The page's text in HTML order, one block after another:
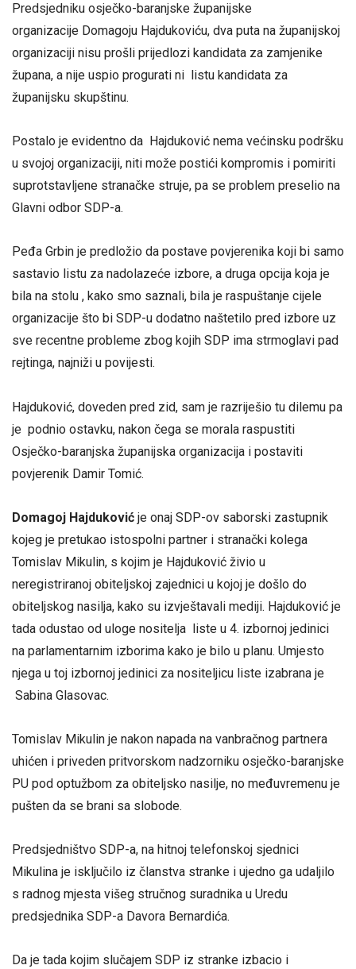
Predsjedniku osječko-baranjske županijske
organizacije Domagoju Hajdukoviću, dva puta na županijskoj
organizaciji nisu prošli prijedlozi kandidata za zamjenike
župana, a nije uspio progurati ni listu kandidata za
županijsku skupštinu.
Postalo je evidentno da Hajduković nema većinsku podršku
u svojoj organizaciji, niti može postići kompromis i pomiriti
suprotstavljene stranačke struje, pa se problem preselio na
Glavni odbor SDP-a.
Peđa Grbin je predložio da postave povjerenika koji bi samo
sastavio listu za nadolazeće izbore, a druga opcija koja je
bila na stolu , kako smo saznali, bila je raspuštanje cijele
organizacije što bi SDP-u dodatno naštetilo pred izbore uz
sve recentne probleme zbog kojih SDP ima strmoglavi pad
rejtinga, najniži u povijesti.
Hajduković, doveden pred zid, sam je razriješio tu dilemu pa
je podnio ostavku, nakon čega se morala raspustiti
Osječko-baranjska županijska organizacija i postaviti
povjerenik Damir Tomić.
Domagoj Hajduković je onaj SDP-ov saborski zastupnik
kojeg je pretukao istospolni partner i stranački kolega
Tomislav Mikulin, s kojim je Hajduković živio u
neregistriranoj obiteljskoj zajednici u kojoj je došlo do
obiteljskog nasilja, kako su izvještavali mediji. Hajduković je
tada odustao od uloge nositelja liste u 4. izbornoj jedinici
na parlamentarnim izborima kako je bilo u planu. Umjesto
njega u toj izbornoj jedinici za nositeljicu liste izabrana je
Sabina Glasovac.
Tomislav Mikulin je nakon napada na vanbračnog partnera
uhićen i priveden pritvorskom nadzorniku osječko-baranjske
PU pod optužbom za obiteljsko nasilje, no međuvremenu je
pušten da se brani sa slobode.
Predsjedništvo SDP-a, na hitnoj telefonskoj sjednici
Mikulina je isključilo iz članstva stranke i ujedno ga udaljilo
s radnog mjesta višeg stručnog suradnika u Uredu
predsjednika SDP-a Davora Bernardića.
Da je tada kojim slučajem SDP iz stranke izbacio i